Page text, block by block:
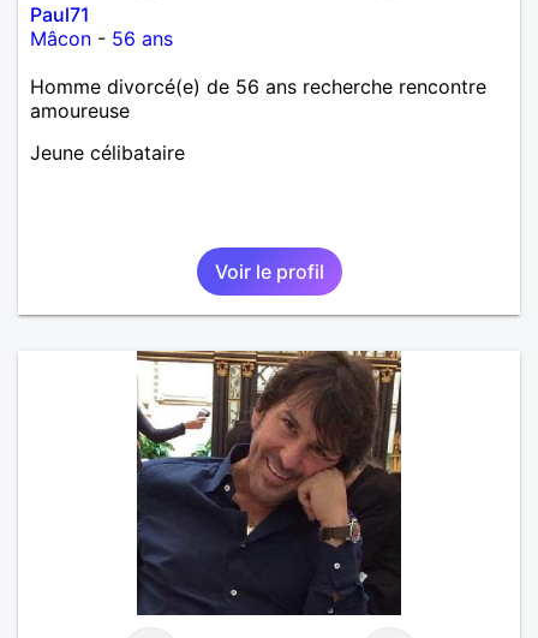
Paul71
Mâcon - 56 ans
Homme divorcé(e) de 56 ans recherche rencontre
amoureuse
Jeune célibataire
Voir le profil